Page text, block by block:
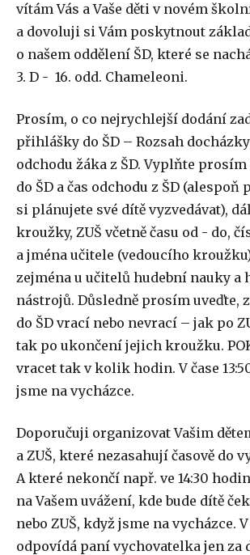
vítám Vás a Vaše děti v novém
a dovoluji si Vám poskytnout
o našem oddělení ŠD, které se
3. D - 16. odd. Chameleoni.
Prosím, o co nejrychlejší dodání
přihlášky do ŠD – Rozsah
odchodu žáka z ŠD. Vyplňte
do ŠD a čas odchodu z ŠD
si plánujete své dítě vyzvedávat),
kroužky, ZUŠ včetně času od - do,
a jména učitele (vedoucího
zejména u učitelů hudební nauky a
nástrojů. Důsledně prosím uveďte,
do ŠD vrací nebo nevrací – jak po
tak po ukončení jejich kroužku.
vracet tak v kolik hodin. V čase
jsme na vycházce.
Doporučuji organizovat Vašim
a ZUŠ, které nezasahují časově do
A které nekončí např. ve 14:30
na Vašem uvážení, kde bude dítě
nebo ZUŠ, když jsme na vycházce.
odpovídá paní vychovatelka jen za